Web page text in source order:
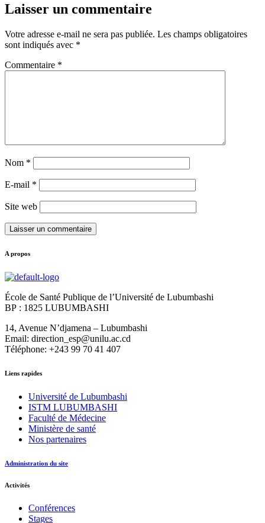
Laisser un commentaire
Votre adresse e-mail ne sera pas publiée. Les champs obligatoires
sont indiqués avec *
Commentaire *
Nom *
E-mail *
Site web
A propos
École de Santé Publique de l’Université de Lubumbashi
BP : 1825 LUBUMBASHI
14, Avenue N’djamena – Lubumbashi
Email: direction_esp@unilu.ac.cd
Téléphone: +243 99 70 41 407
Liens rapides
Université de Lubumbashi
ISTM LUBUMBASHI
Faculté de Médecine
Ministère de santé
Nos partenaires
Administration du site
Activités
Conférences
Stages